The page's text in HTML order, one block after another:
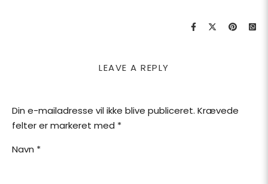
LEAVE A REPLY
Din e-mailadresse vil ikke blive publiceret. Krævede
felter er markeret med *
Navn *